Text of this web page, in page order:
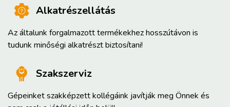
Alkatrészellátás
Az általunk forgalmazott termékekhez hosszútávon is
tudunk minőségi alkatrészt biztosítani!
Szakszerviz
Gépeinket szakképzett kollégáink javítják meg Önnek és